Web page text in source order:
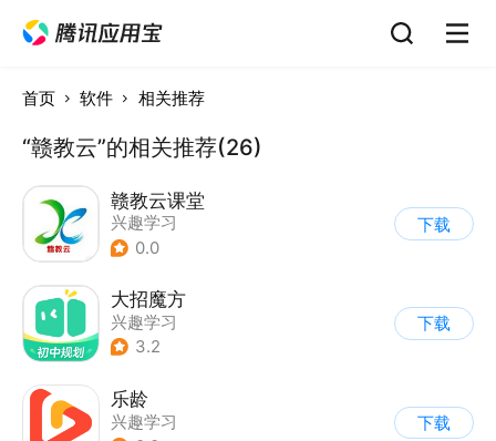
首页 软件 相关推荐
“赣教云”的相关推荐(26)
赣教云课堂
兴趣学习
0.0
下载
大招魔方
兴趣学习
3.2
下载
乐龄
兴趣学习
下载